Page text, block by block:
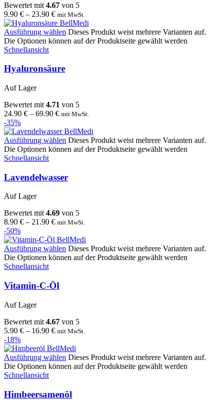
Bewertet mit 4.67 von 5
9.90 € – 23.90 € mit MwSt.
Ausführung wählen Dieses Produkt weist mehrere Varianten auf.
Die Optionen können auf der Produktseite gewählt werden
Schnellansicht
Hyaluronsäure
Auf Lager
Bewertet mit 4.71 von 5
24.90 € – 69.90 € mit MwSt.
-35%
Ausführung wählen Dieses Produkt weist mehrere Varianten auf.
Die Optionen können auf der Produktseite gewählt werden
Schnellansicht
Lavendelwasser
Auf Lager
Bewertet mit4.69 von 5
8.90 € – 21.90 € mit MwSt.
-50%
Ausführung wählen Dieses Produkt weist mehrere Varianten auf.
Die Optionen können auf der Produktseite gewählt werden
Schnellansicht
Vitamin-C-Öl
Auf Lager
Bewertet mit 4.67 von 5
5.90 € – 16.90 € mit MwSt.
-18%
Ausführung wählen Dieses Produkt weist mehrere Varianten auf.
Die Optionen können auf der Produktseite gewählt werden
Schnellansicht
Himbeersamenöl